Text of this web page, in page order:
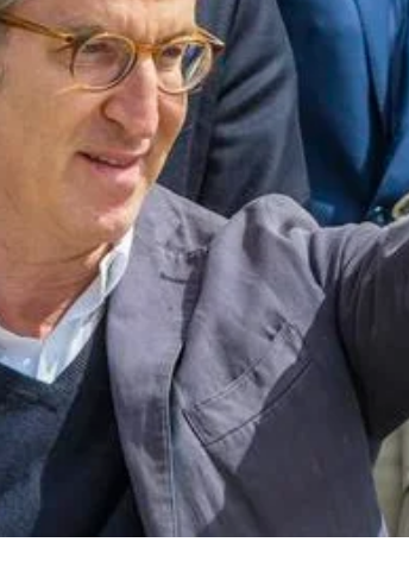
WhatsappFacebook
X
, ha tendido la mano al PSOE para que
evitar así pactos con partidos minoritarios que
se somete a las minorías es un país
formaciones que están dispuestas "a pactar
interesa que haya inestabilidad para poder
de Feijóo parece no haber convencido a una
verdad a chiste", ha respondido